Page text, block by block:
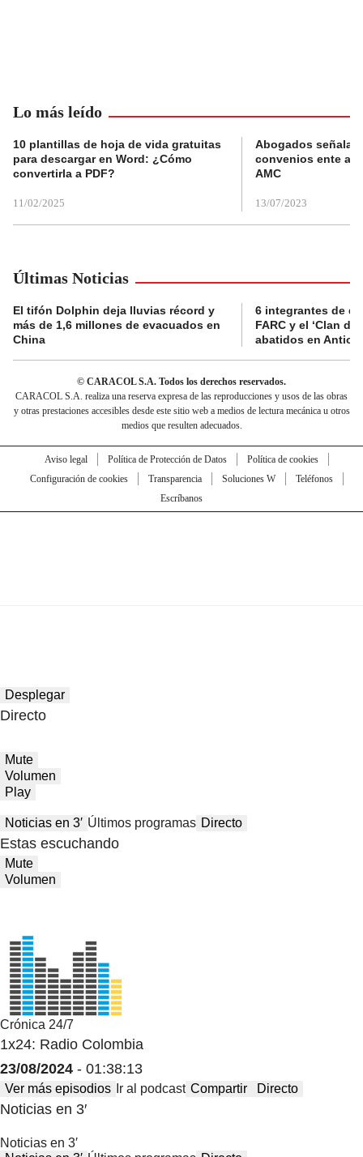
Lo más leído
10 plantillas de hoja de vida gratuitas
para descargar en Word: ¿Cómo
convertirla a PDF?
11/02/2025
Abogados
convenios ente
AMC
13/07/2023
Últimas Noticias
El tifón Dolphin deja lluvias récord y
más de 1,6 millones de evacuados en
China
6 integrantes de
FARC y el ‘Clan
abatidos en
© CARACOL S.A. Todos los derechos reservados.
CARACOL S.A. realiza una reserva expresa de las reproducciones y usos de las obras
y otras prestaciones accesibles desde este sitio web a medios de lectura mecánica u otros
medios que resulten adecuados.
Aviso legal Política de Protección de Datos
Política de cookies
Configuración de cookies
Transparencia Soluciones W
Teléfonos
Escríbanos
Desplegar
Directo
Mute
Volumen
Play
Noticias en 3′ Últimos programas Directo
Estas escuchando
Mute
Volumen
Crónica 24/7
1x24: Radio Colombia
23/08/2024 - 01:38:13
Ver más episodios Ir al podcast Compartir Directo
Noticias en 3′
Noticias en 3′